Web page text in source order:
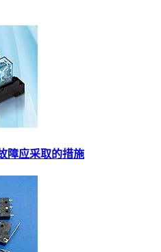
障应采取的措施